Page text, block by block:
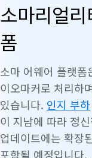
소마리얼
폼
소마 어웨어 플랫
이오마커로 처리하
있습니다. 인지 부하
이 지남에 따라 정
업데이트에는 확장
포함될 예정입니다.